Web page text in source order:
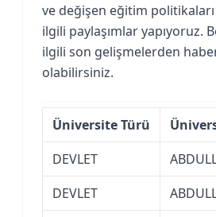
ve değişen eğitim
ilgili paylaşımlar yapıyoruz.
ilgili son gelişmelerden
olabilirsiniz.
Üniversite Türü
DEVLET
DEVLET